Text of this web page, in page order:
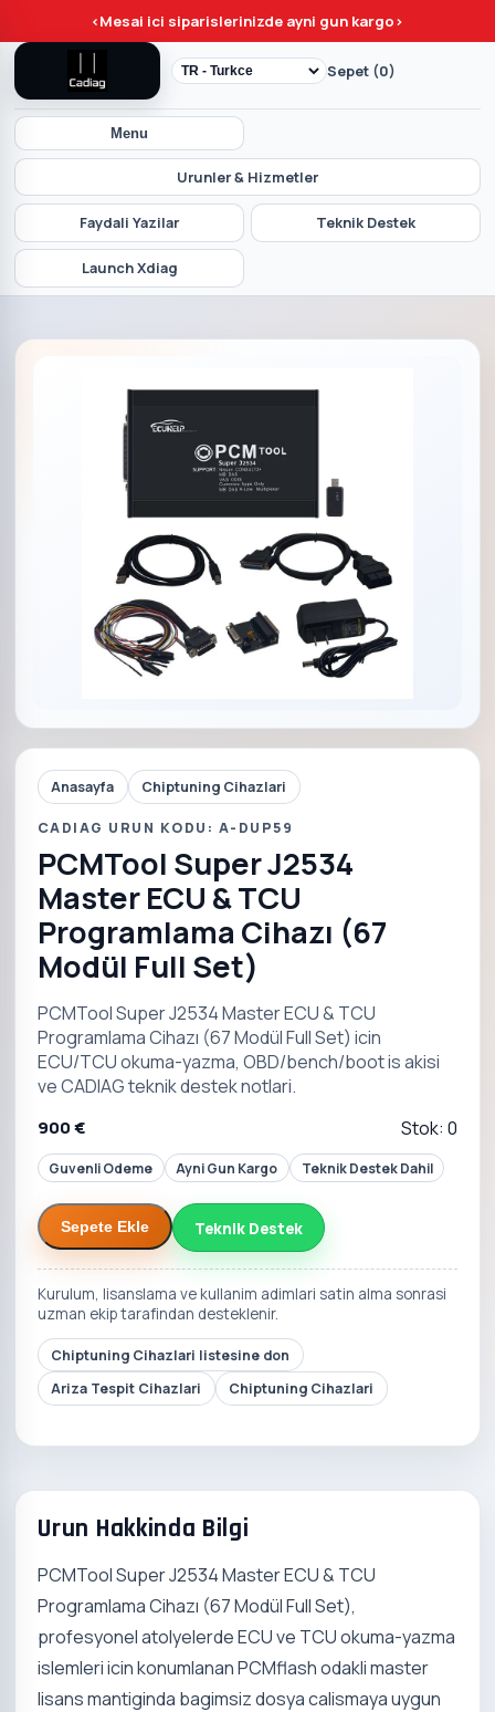
<Mesai ici siparislerinizde ayni gun kargo>
Menu
Urunler & Hizmetler
Faydali Yazilar Teknik Destek
Launch Xdiag
Sepet (0)
Anasayfa Chiptuning Cihazlari
CADIAG URUN KODU: A-DUP59
PCMTool Super J2534
Master ECU & TCU
Programlama Cihazı (67
Modül Full Set)
PCMTool Super J2534 Master ECU & TCU
Programlama Cihazı (67 Modül Full Set) icin
ECU/TCU okuma-yazma, OBD/bench/boot is akisi
ve CADIAG teknik destek notlari.
900 € Stok: 0
Guvenli Odeme Ayni Gun Kargo Teknik Destek Dahil
Sepete Ekle Teknik Destek
Kurulum, lisanslama ve kullanim adimlari satin alma sonrasi
uzman ekip tarafindan desteklenir.
Chiptuning Cihazlari listesine don
Ariza Tespit Cihazlari
Chiptuning Cihazlari
Urun Hakkinda Bilgi
PCMTool Super J2534 Master ECU & TCU
Programlama Cihazı (67 Modül Full Set),
profesyonel atolyelerde ECU ve TCU okuma-yazma
islemleri icin konumlanan PCMflash odakli master
lisans mantiginda bagimsiz dosya calismaya uygun